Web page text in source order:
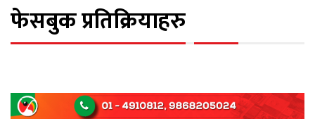
फेसबुक प्रतिक्रियाहरु